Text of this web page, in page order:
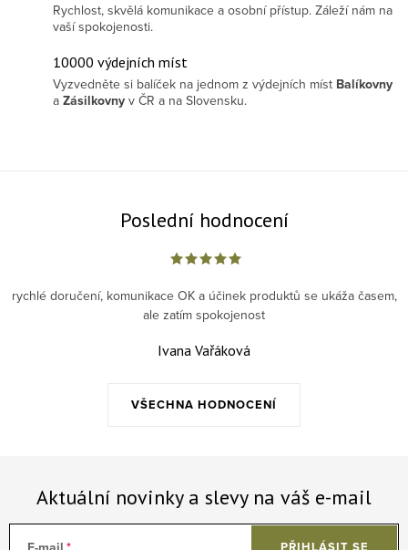
Rychlost, skvělá komunikace a osobní přístup. Záleží nám na
vaší spokojenosti.
10000 výdejních míst
Vyzvedněte si balíček na jednom z výdejních míst Balíkovny
a Zásilkovny v ČR a na Slovensku.
Poslední hodnocení
VŠECHNA HODNOCENÍ
rychlé doručení, komunikace OK a účinek produktů se ukáža časem,
ale zatím spokojenost
Ivana Vařáková
Aktuální novinky a slevy na váš e-mail